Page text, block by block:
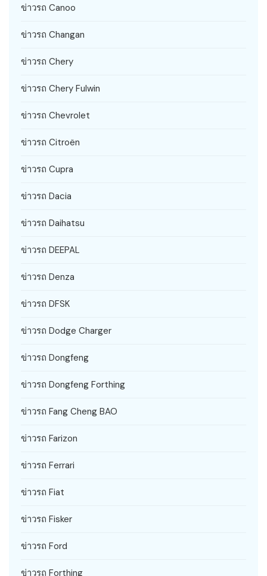
ข่าวรถ Canoo
ข่าวรถ Changan
ข่าวรถ Chery
ข่าวรถ Chery Fulwin
ข่าวรถ Chevrolet
ข่าวรถ Citroën
ข่าวรถ Cupra
ข่าวรถ Dacia
ข่าวรถ Daihatsu
ข่าวรถ DEEPAL
ข่าวรถ Denza
ข่าวรถ DFSK
ข่าวรถ Dodge Charger
ข่าวรถ Dongfeng
ข่าวรถ Dongfeng Forthing
ข่าวรถ Fang Cheng BAO
ข่าวรถ Farizon
ข่าวรถ Ferrari
ข่าวรถ Fiat
ข่าวรถ Fisker
ข่าวรถ Ford
ข่าวรถ Forthing